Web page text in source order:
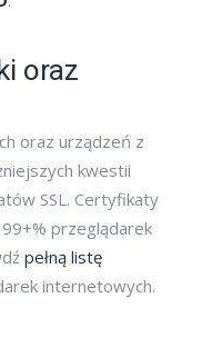
oraz
oraz urządzeń z
kwestii
SSL. Certyfikaty
przeglądarek
pełną listę
internetowych.